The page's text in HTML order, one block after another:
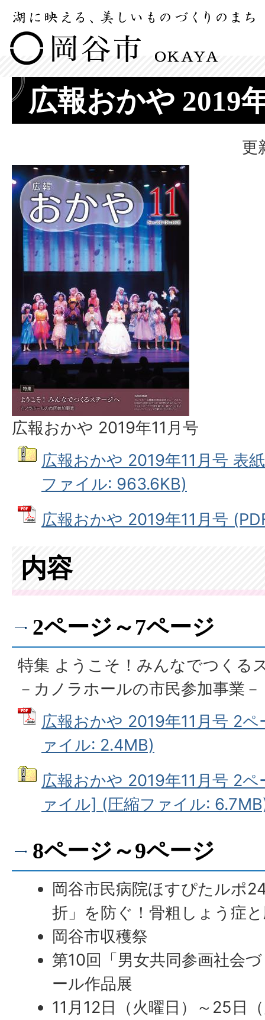
広報おかや 2019
更
広報おかや 2019年11月号
広報おかや 2019年11月号 表
ファイル: 963.6KB)
広報おかや 2019年11月号
内容
2ページ～7ページ
特集 ようこそ！みんなでつくる
－カノラホールの市民参加事業－
広報おかや 2019年11月号 2
ァイル: 2.4MB)
広報おかや 2019年11月号 2
ァイル] (圧縮ファイル:
8ページ～9ページ
岡谷市民病院ほすぴたルポ
折」を防ぐ！骨粗しょう症
岡谷市収穫祭
第10回「男女共同参画社会
ール作品展
11月12日（火曜日）～25日